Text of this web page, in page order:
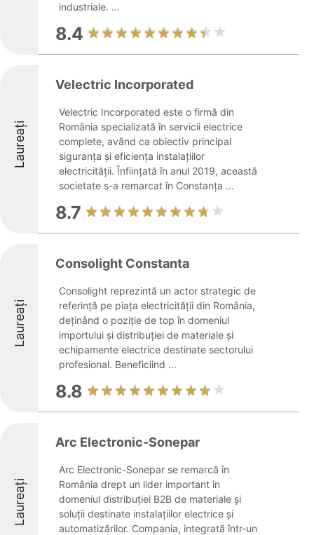
industriale. ...
8.4
Laureați
Velectric Incorporated
Velectric Incorporated este o firmă din
România specializată în servicii electrice
complete, având ca obiectiv principal
siguranța și eficiența instalațiilor
electricității. Înființată în anul 2019, această
societate s-a remarcat în Constanța ...
8.7
Laureați
Consolight Constanta
Consolight reprezintă un actor strategic de
referință pe piața electricității din România,
deținând o poziție de top în domeniul
importului și distribuției de materiale și
echipamente electrice destinate sectorului
profesional. Beneficiind ...
8.8
Laureați
Arc Electronic-Sonepar
Arc Electronic-Sonepar se remarcă în
România drept un lider important în
domeniul distribuției B2B de materiale și
soluții destinate instalațiilor electrice și
automatizărilor. Compania, integrată într-un